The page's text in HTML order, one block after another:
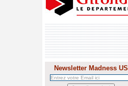
Newsletter Madness US